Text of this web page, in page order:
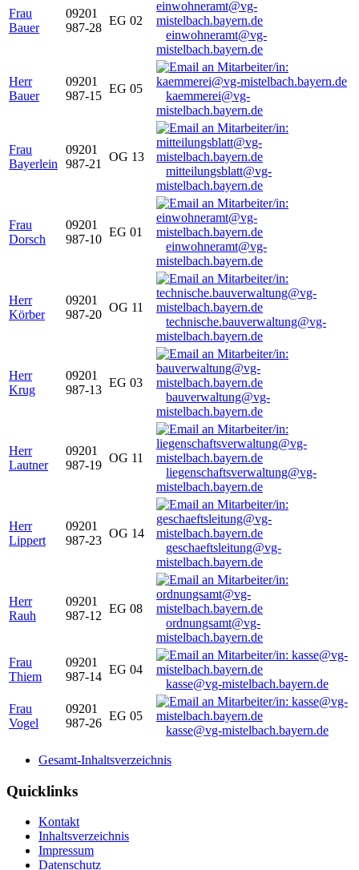
Frau
Bauer
09201
987-28
EG 02
einwohneramt@vg-
mistelbach.bayern.de
Herr
Bauer
09201
987-15
EG 05
kaemmerei@vg-
mistelbach.bayern.de
Frau
Bayerlein
09201
987-21
OG 13
mitteilungsblatt@vg-
mistelbach.bayern.de
Frau
Dorsch
09201
987-10
EG 01
einwohneramt@vg-
mistelbach.bayern.de
Herr
Körber
09201
987-20
OG 11
technische.bauverwaltung@vg-
mistelbach.bayern.de
Herr
Krug
09201
987-13
EG 03
bauverwaltung@vg-
mistelbach.bayern.de
Herr
Lautner
09201
987-19
OG 11
liegenschaftsverwaltung@vg-
mistelbach.bayern.de
Herr
Lippert
09201
987-23
OG 14
geschaeftsleitung@vg-
mistelbach.bayern.de
Herr
Rauh
09201
987-12
EG 08
ordnungsamt@vg-
mistelbach.bayern.de
Frau
Thiem
09201
987-14
EG 04
kasse@vg-mistelbach.bayern.de
Frau
Vogel
09201
987-26
EG 05
kasse@vg-mistelbach.bayern.de
Gesamt-Inhaltsverzeichnis
Quicklinks
Kontakt
Inhaltsverzeichnis
Impressum
Datenschutz